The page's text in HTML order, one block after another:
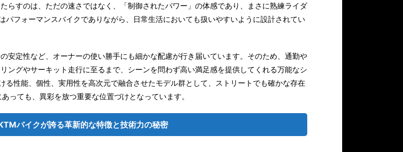
らすのは、ただの速さではなく、「制御されたパワー」の体感であり、まさに熟練ライダ
パフォーマンスバイクでありながら、日常生活においても扱いやすいように設計されてい
安定性など、オーナーの使い勝手にも細かな配慮が行き届いています。そのため、通勤や
ングやサーキット走行に至るまで、シーンを問わず高い満足感を提供してくれる万能なシ
る性能、個性、実用性を高次元で融合させたモデル群として、ストリートでも確かな存在
っても、異彩を放つ重要な位置づけとなっています。
バイクが誇る革新的な特徴と技術力の秘密